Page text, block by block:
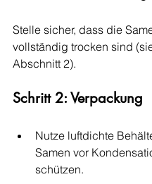
Stelle sicher, dass die
vollständig trocken sind
Abschnitt 2).
Schritt 2: Verpackung
Nutze luftdichte
Samen vor
schützen.